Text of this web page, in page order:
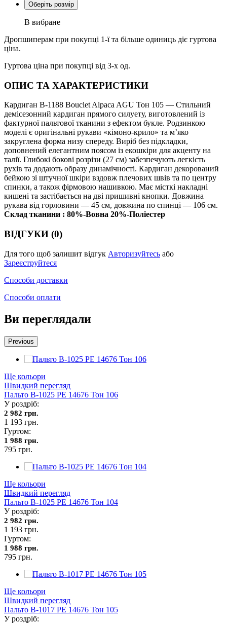
Оберіть розмір
В вибране
Дропшиперам при покупці 1-ї та більше одиниць діє гуртова
ціна.
Гуртова ціна при покупці від 3-х од.
ОПИС ТА ХАРАКТЕРИСТИКИ
Кардиган В-1188 Bouclet Alpaca AGU Тон 105 — Стильний
демісезонний кардиган прямого силуету, виготовлений із
фактурної пальтової тканини з ефектом букле. Родзинкою
моделі є оригінальні рукави «кімоно-крило» та м’яко
закруглена форма низу спереду. Виріб без підкладки,
доповнений елегантним поясом із екошкіри для акценту на
талії. Глибокі бокові розрізи (27 см) забезпечують легкість
рухів та додають образу динамічності. Кардиган декорований
бейкою зі штучної шкіри вздовж плечових швів та по центру
спинки, а також фірмовою нашивкою. Має місткі накладні
кишені та застібається на дві пришивні кнопки. Довжина
рукава від горловини — 45 см, довжина по спинці — 106 см.
Склад тканини : 80%-Вовна 20%-Поліестер
ВІДГУКИ (0)
Для того щоб залишит відгук Авторизуйтесь або
Зареєструйтеся
Способи доставки
Способи оплати
Ви переглядали
Previous
Ще кольори
Швидкий перегляд
Пальто В-1025 PE 14676 Тон 106
У роздріб:
2 982 грн.
1 193 грн.
Гуртом:
1 988 грн.
795 грн.
Ще кольори
Швидкий перегляд
Пальто В-1025 PE 14676 Тон 104
У роздріб:
2 982 грн.
1 193 грн.
Гуртом:
1 988 грн.
795 грн.
Ще кольори
Швидкий перегляд
Пальто В-1017 PE 14676 Тон 105
У роздріб: